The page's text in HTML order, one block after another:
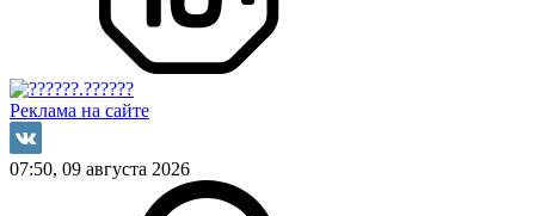
Реклама на сайте
07:50, 09 августа 2026